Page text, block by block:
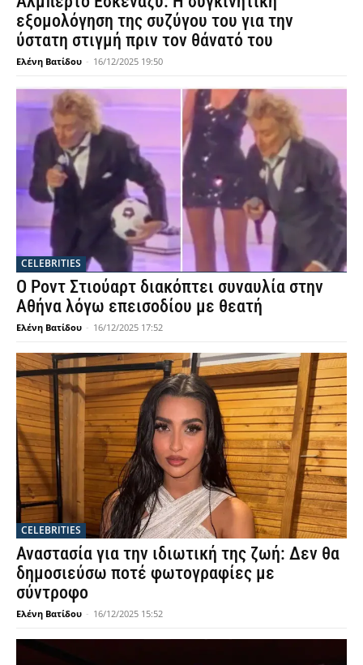
εξομολόγηση της συζύγου του για την
ύστατη στιγμή πριν τον θάνατό του
Ελένη Βατίδου - 16/12/2025 19:50
CELEBRITIES
Ο Ροντ Στιούαρτ διακόπτει συναυλία στην
Αθήνα λόγω επεισοδίου με θεατή
Ελένη Βατίδου - 16/12/2025 17:52
CELEBRITIES
Αναστασία για την ιδιωτική της ζωή: Δεν θα
δημοσιεύσω ποτέ φωτογραφίες με
σύντροφο
Ελένη Βατίδου - 16/12/2025 15:52